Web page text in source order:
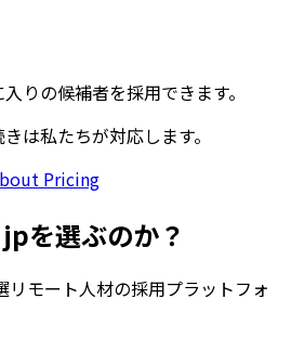
りの候補者を採用できます。
は私たちが対応します。
Pricing
を選ぶのか？
リモート人材の採用プラットフォ